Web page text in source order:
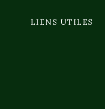
LIENS UTILES